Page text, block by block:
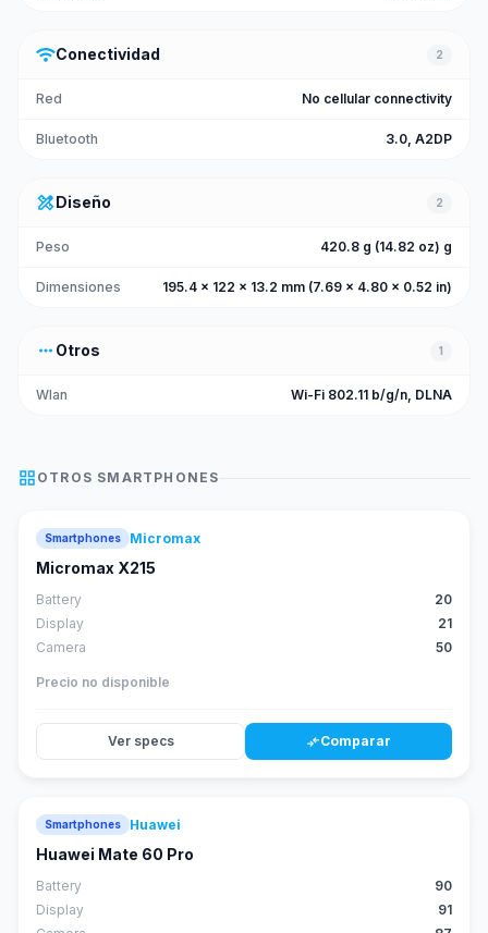
wifiConectividad 2
Red No cellular connectivity
Bluetooth 3.0, A2DP
design_servicesDiseño 2
Peso 420.8 g (14.82 oz) g
Dimensiones 195.4 x 122 x 13.2 mm (7.69 x 4.80 x 0.52 in)
more_horiz Otros 1
Wlan Wi-Fi 802.11 b/g/n, DLNA
grid_view OTROS SMARTPHONES
Smartphones Micromax
Micromax X215
Battery
20
Display
21
Camera
50
Precio no disponible
Ver specs compare_arrowsComparar
Smartphones Huawei
Huawei Mate 60 Pro
Battery
90
Display
91